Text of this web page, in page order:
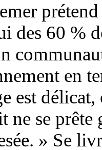
des 60 %
en
est délicat,
se prête
» Se